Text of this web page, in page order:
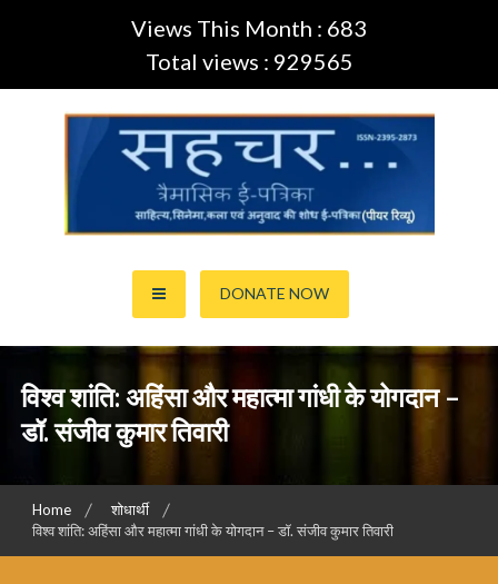
Views This Month : 683
Total views : 929565
सहचर ई-पत्रिका… (ISSN:2395-
2873)
DONATE NOW
विश्व शांति: अहिंसा और महात्मा गांधी के योगदान –
डॉ. संजीव कुमार तिवारी
Home
शोधार्थी
विश्व शांति: अहिंसा और महात्मा गांधी के योगदान – डॉ. संजीव कुमार तिवारी